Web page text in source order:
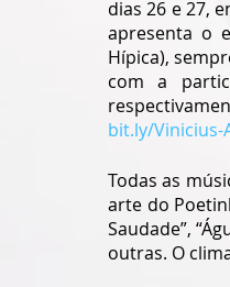
dias 26 e 27,
apresenta o
Hípica),
com a
bit.ly/Vinicius-
Todas as
arte do
Saudade”,
outras. O